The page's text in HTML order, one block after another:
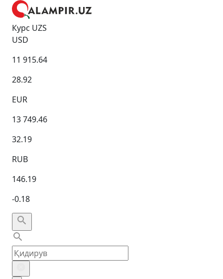
Курс UZS
USD
11 915.64
28.92
EUR
13 749.46
32.19
RUB
146.19
-0.18